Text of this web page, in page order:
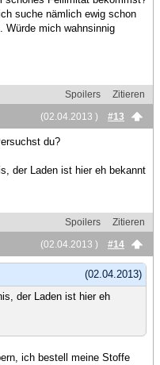
suche nämlich ewig schon
Würde mich wahnsinnig
Spoilers
Zitieren
(02.04.2013 )
#13
du?
der Laden ist hier eh bekannt
Spoilers
Zitieren
(02.04.2013 )
#14
(02.04.2013)
der Laden ist hier eh
ich bestell meine Stoffe